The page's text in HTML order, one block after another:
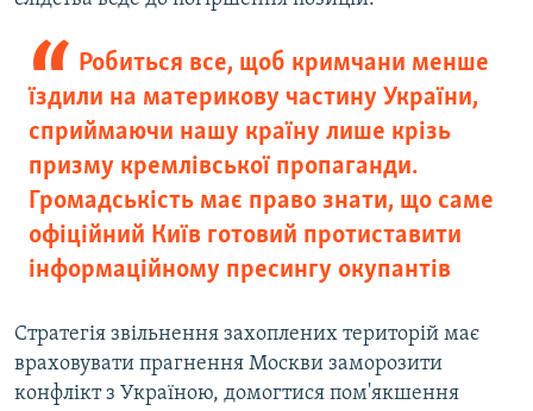
Робиться все, щоб кримчани менше
їздили на материкову частину України,
сприймаючи нашу країну лише крізь
призму кремлівської пропаганди.
Громадськість має право знати, що саме
офіційний Київ готовий протиставити
інформаційному пресингу окупантів
Стратегія звільнення захоплених територій має
враховувати прагнення Москви заморозити
конфлікт з Україною, домогтися пом'якшення